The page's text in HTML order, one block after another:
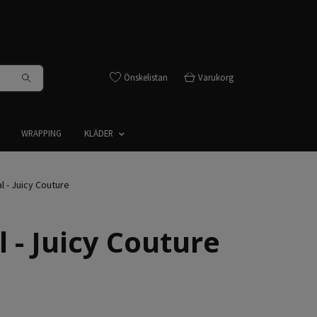
Önskelistan Varukorg
WRAPPING KLÄDER
- Juicy Couture
- Juicy Couture